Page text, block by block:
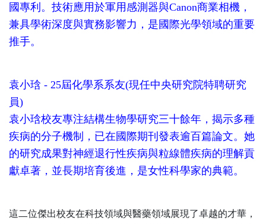
國專利。技術應用於軍用感測器與Canon商業相機，
兼具學術深度與實務影響力，是國際光學領域的重要
推手。
袁小琀 - 25屆化學系系友(現任中央研究院特聘研究
員)
袁小琀校友專注結構生物學研究三十餘年，揭示多種
疾病的分子機制，已在國際期刊發表逾百篇論文。她
的研究成果對神經退行性疾病與粒線體疾病的理解貢
獻卓著，並長期培育後進，是女性科學家的典範。
這二位傑出校友在科技領域與醫藥領域展現了卓越的才華，